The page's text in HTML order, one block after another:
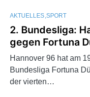
AKTUELLES SPORT
2. Bundesliga:
gegen Fortuna
Hannover 96 hat am
Bundesliga Fortuna
der vierten…